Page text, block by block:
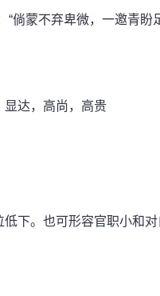
蒙不弃卑微，一邀青盼
达，高尚，高贵
。也可形容官职小和对